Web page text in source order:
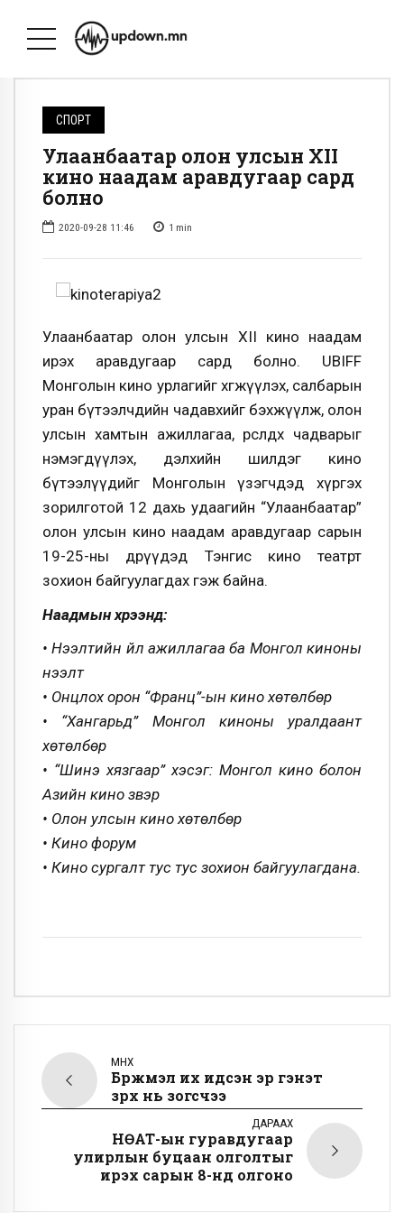
СПОРТ
Улаанбаатар олон улсын XII
кино наадам аравдугаар сард
болно
2020-09-28 11:46 1 min
Улаанбаатар олон улсын XII кино наадам
ирэх аравдугаар сард болно. UBIFF
Монголын кино урлагийг хөгжүүлэх, салбарын
уран бүтээлчдийн чадавхийг бэхжүүлж, олон
улсын хамтын ажиллагаа, өрсөлдөх чадварыг
нэмэгдүүлэх, дэлхийн шилдэг кино
бүтээлүүдийг Монголын үзэгчдэд хүргэх
зорилготой 12 дахь удаагийн “Улаанбаатар”
олон улсын кино наадам аравдугаар сарын
19-25-ны өдрүүдэд Тэнгис кино театрт
зохион байгуулагдах гэж байна.
Наадмын хүрээнд:
• Нээлтийн үйл ажиллагаа ба Монгол киноны
нээлт
• Онцлох орон “Франц”-ын кино хөтөлбөр
• “Хангарьд” Монгол киноны уралдаант
хөтөлбөр
• “Шинэ хязгаар” хэсэг: Монгол кино болон
Азийн кино үзвэр
• Олон улсын кино хөтөлбөр
• Кино форум
• Кино сургалт тус тус зохион байгуулагдана.
ӨМНӨХ
Бүржмэл их идсэн эр гэнэт
зүрх нь зогсчээ
ДАРААХ
НӨАТ-ын гуравдугаар
улирлын буцаан олголтыг
ирэх сарын 8-нд олгоно